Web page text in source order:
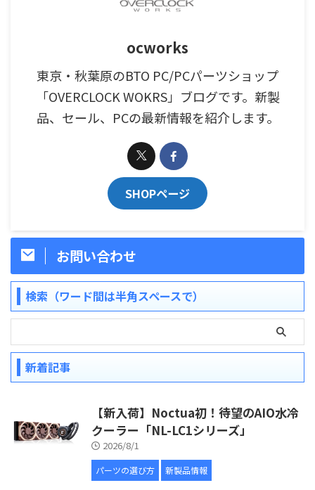
ocworks
東京・秋葉原のBTO PC/PCパーツショップ
「OVERCLOCK WOKRS」ブログです。新製
品、セール、PCの最新情報を紹介します。
SHOPページ
お問い合わせ
検索（ワード間は半角スペースで）
新着記事
【新入荷】Noctua初！待望のAIO水冷
クーラー「NL-LC1シリーズ」
2026/8/1
パーツの選び方 新製品情報